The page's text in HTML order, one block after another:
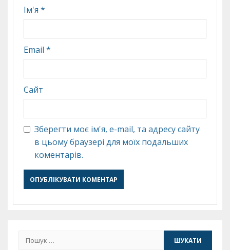
Ім'я *
Email *
Сайт
Зберегти моє ім'я, e-mail, та адресу сайту
в цьому браузері для моїх подальших
коментарів.
Пошук: